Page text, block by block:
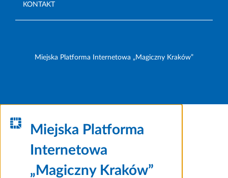
KONTAKT
Miejska Platforma Internetowa „Magiczny Kraków”
Miejska Platforma
Internetowa
„Magiczny Kraków”